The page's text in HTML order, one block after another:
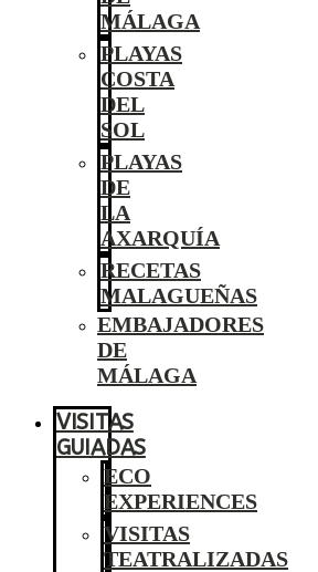
MÁLAGA
PLAYAS
COSTA
DEL
SOL
PLAYAS
DE
LA
AXARQUÍA
RECETAS
MALAGUEÑAS
EMBAJADORES
DE
MÁLAGA
VISITAS
GUIADAS
ECO
EXPERIENCES
VISITAS
TEATRALIZADAS